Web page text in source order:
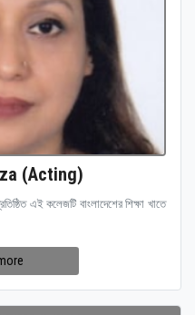
(Acting)
এই কলেজটি বাংলাদেশের শিক্ষা খাতে